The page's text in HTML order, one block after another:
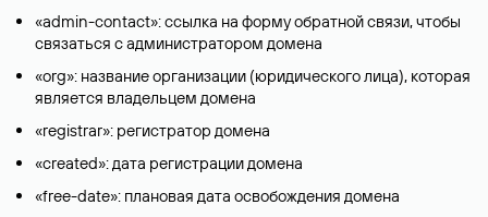
«admin-contact»: ссылка на форму обратной связи, чтобы
связаться с администратором домена
«org»: название организации (юридического лица), которая
является владельцем домена
«registrar»: регистратор домена
«created»: дата регистрации домена
«free-date»: плановая дата освобождения домена